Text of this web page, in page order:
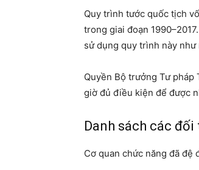
Quy trình tước quốc tịch
trong giai đoạn
sử dụng quy trình này
Quyền Bộ trưởng Tư pháp
giờ đủ điều kiện để được
Danh sách các
Cơ quan chức năng đã đệ